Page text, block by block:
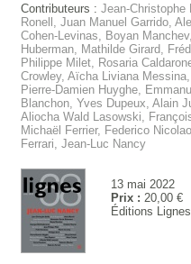
13 mai 2022
Prix : 20,00 €
Éditions Lignes
Contributeurs : Jean-
Ronell, Juan Manuel Garrido,
Cohen-Levinas, Boyan
Huberman, Mathilde Girard,
Philippe Milet, Rosaria
Crowley, Aïcha Liviana
Pierre-Damien Huyghe,
Blanchon, Yves Dupeux, Alain
Aliocha Wald Lasowski,
Michaël Ferrier, Federico
Ferrari, Jean-Luc Nancy